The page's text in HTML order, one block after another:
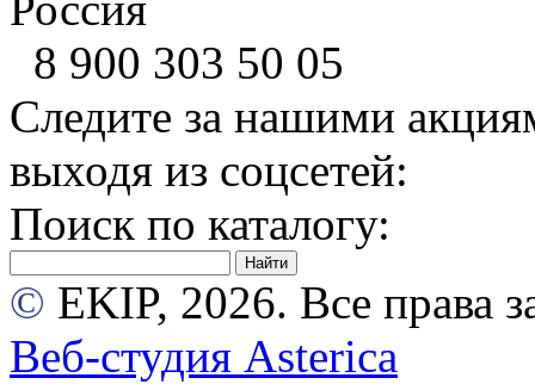
8 900 303 50 05
Следите за нашими
выходя из соцсетей:
Поиск по каталогу:
© EKIP, 2026. Все права
Веб-студия Asterica